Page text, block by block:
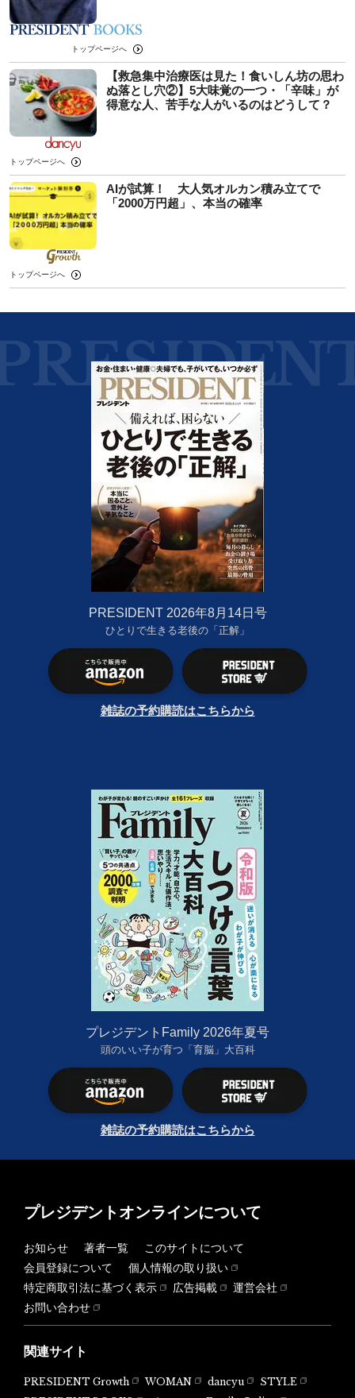
トップページへ
【救急集中治療医は見た！食いしん坊の思わ
ぬ落とし穴②】5大味覚の一つ・「辛味」が
得意な人、苦手な人がいるのはどうして？
トップページへ
AIが試算！ 大人気オルカン積み立てで
「2000万円超」、本当の確率
トップページへ
PRESIDENT 2026年8月14日号
ひとりで生きる老後の「正解」
雑誌の予約購読はこちらから
プレジデントFamily 2026年夏号
頭のいい子が育つ「育脳」大百科
雑誌の予約購読はこちらから
プレジデントオンラインについて
お知らせ 著者一覧
このサイトについて
会員登録について
個人情報の取り扱い
特定商取引法に基づく表示
広告掲載
運営会社
お問い合わせ
関連サイト
PRESIDENT Growth WOMAN dancyu
STYLE